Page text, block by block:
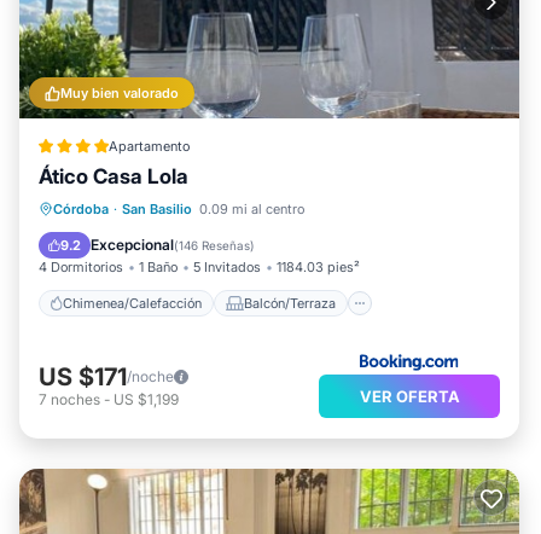
Muy bien valorado
Apartamento
Ático Casa Lola
Córdoba · San Basilio 0.09 mi al centro
9.2 Excepcional(146 Reseñas)
4 Dormitorios 1 Baño 5 Invitados 1184.03 pies²
Chimenea/Calefacción Balcón/Terraza
Chimenea/Calefacción
Aire acondicionado
US $171/noche
7 noches - US $1,199 VER OFERTA